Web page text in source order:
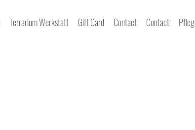
Terrarium Werkstatt Gift Card Contact Contact